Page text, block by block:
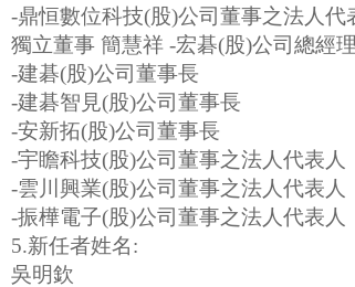
-鼎恒數位科技(股)公司董事之法人代
獨立董事 簡慧祥 -宏碁(股)公司總經理
-建碁(股)公司董事長
-建碁智見(股)公司董事長
-安新拓(股)公司董事長
-宇瞻科技(股)公司董事之法人代表人
-雲川興業(股)公司董事之法人代表人
-振樺電子(股)公司董事之法人代表人
5.新任者姓名:
吳明欽